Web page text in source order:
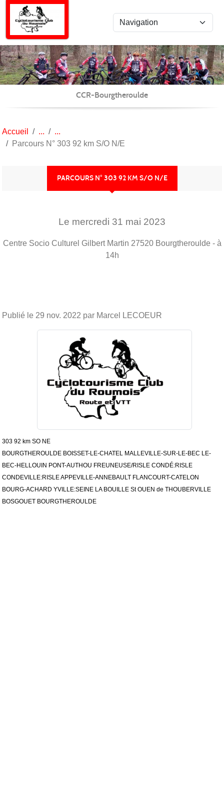
CCR-Bourgtheroulde
Accueil
Parcours N° 303 92 km S/O N/E
PARCOURS N° 303 92 KM S/O N/E
Le mercredi 31 mai 2023
Centre Socio Culturel Gilbert Martin 27520 Bourgtheroulde - à
14h
Publié le 29 nov. 2022 par Marcel LECOEUR
303 92 km SO NE
BOURGTHEROULDE BOISSET-LE-CHATEL MALLEVILLE-SUR-LE-BEC LE-
BEC-HELLOUIN PONT-AUTHOU FREUNEUSE/RISLE CONDÉ:RISLE
CONDEVILLE:RISLE APPEVILLE-ANNEBAULT FLANCOURT-CATELON
BOURG-ACHARD YVILLE:SEINE LA BOUILLE St OUEN de THOUBERVILLE
BOSGOUET BOURGTHEROULDE
Panneau de gestion des cookies